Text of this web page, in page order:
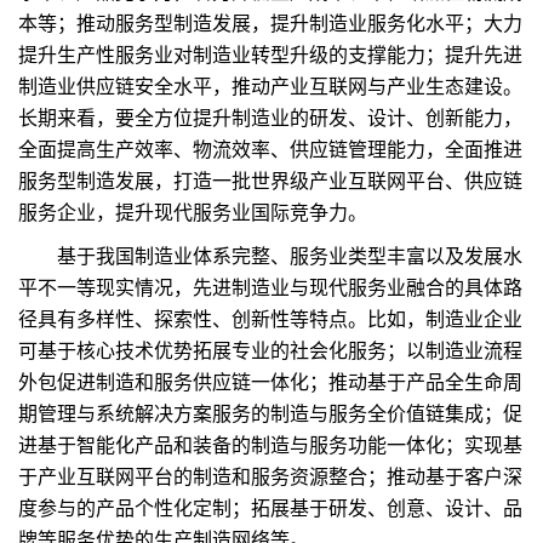
本等；推动服务型制造发展，提升制造业服务化水平；大力
提升生产性服务业对制造业转型升级的支撑能力；提升先进
制造业供应链安全水平，推动产业互联网与产业生态建设。
长期来看，要全方位提升制造业的研发、设计、创新能力，
全面提高生产效率、物流效率、供应链管理能力，全面推进
服务型制造发展，打造一批世界级产业互联网平台、供应链
服务企业，提升现代服务业国际竞争力。
基于我国制造业体系完整、服务业类型丰富以及发展水
平不一等现实情况，先进制造业与现代服务业融合的具体路
径具有多样性、探索性、创新性等特点。比如，制造业企业
可基于核心技术优势拓展专业的社会化服务；以制造业流程
外包促进制造和服务供应链一体化；推动基于产品全生命周
期管理与系统解决方案服务的制造与服务全价值链集成；促
进基于智能化产品和装备的制造与服务功能一体化；实现基
于产业互联网平台的制造和服务资源整合；推动基于客户深
度参与的产品个性化定制；拓展基于研发、创意、设计、品